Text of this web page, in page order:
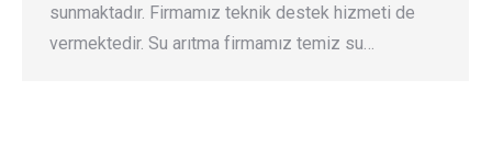
sunmaktadır. Firmamız teknik destek hizmeti de
vermektedir. Su arıtma firmamız temiz su…